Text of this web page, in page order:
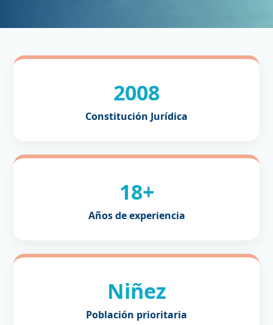
2008
Constitución Jurídica
18+
Años de experiencia
Niñez
Población prioritaria